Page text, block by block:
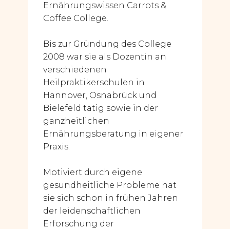
Ernährungswissen Carrots &
Coffee College.
Bis zur Gründung des College
2008 war sie als Dozentin an
verschiedenen
Heilpraktikerschulen in
Hannover, Osnabrück und
Bielefeld tätig sowie in der
ganzheitlichen
Ernährungsberatung in eigener
Praxis.
Motiviert durch eigene
gesundheitliche Probleme hat
sie sich schon in frühen Jahren
der leidenschaftlichen
Erforschung der